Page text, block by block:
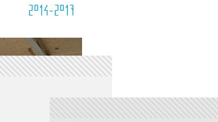
2014-2017